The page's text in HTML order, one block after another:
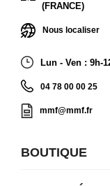
(FRANCE)
Nous localiser
Lun - Ven : 9h-
04 78 00 00 25
mmf@mmf.fr
BOUTIQUE